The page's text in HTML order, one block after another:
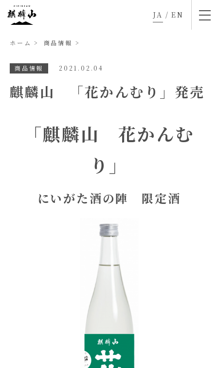
JA / EN
ホーム 商品情報
商品情報 2021.02.04
麒麟山 「花かんむり」発売
「麒麟山 花かんむ
り」
にいがた酒の陣 限定酒